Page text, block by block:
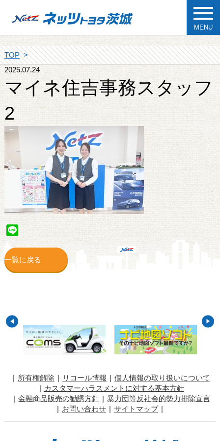
MENU
TOP
2025.07.24
マイネ住吉事務スタッフ
2
Line
一覧に戻る
所有権解除 リコール情報
個人情報の取り扱いについて
カスタマーハラスメントに対する基本方針
金融商品販売の勧誘方針
暴力団等反社会的勢力排除宣言
お問い合わせ
サイトマップ